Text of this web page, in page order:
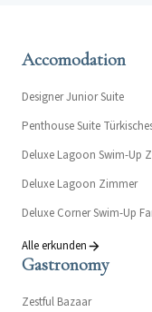
Accomodation
Designer Junior Suite
Penthouse Suite
Deluxe Lagoon Swim-Up
Deluxe Lagoon Zimmer
Deluxe Corner Swim-Up
Alle erkunden
Gastronomy
Zestful Bazaar